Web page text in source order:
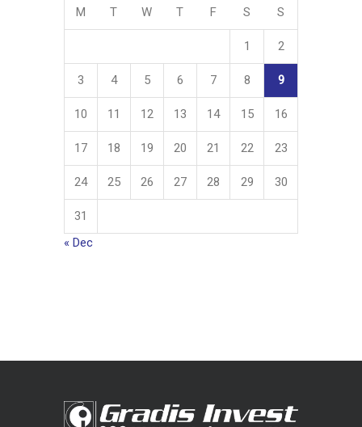
M T W T F S S
1 2
3 4 5 6 7 8 9
10 11 12 13 14 15 16
17 18 19 20 21 22 23
24 25 26 27 28 29 30
31
« Dec